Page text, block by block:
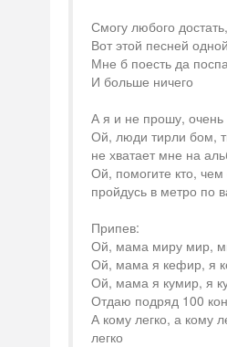
Смогу любого достать,
Вот этой песней одной
Мне б поесть да
И больше ничего
А я и не прошу,
Ой, люди тирли бом,
не хватает мне на
Ой, помогите кто,
пройдусь в метро по
Припев:
Ой, мама миру мир,
Ой, мама я кефир, я
Ой, мама я кумир, я
Отдаю подряд 100
А кому легко, а кому
легко